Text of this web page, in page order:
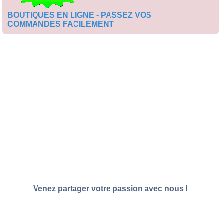
BOUTIQUES EN LIGNE - PASSEZ VOS
COMMANDES FACILEMENT
Venez partager votre passion avec nous !